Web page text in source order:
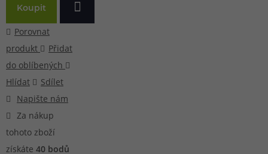
Koupit
Porovnat
produkt
Přidat
do oblíbených
Hlídat
Sdílet
Napište nám
Za nákup
tohoto zboží
získáte 40 bodů